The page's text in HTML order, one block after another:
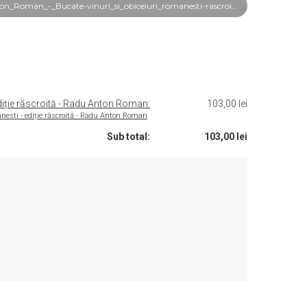
_Bucate-vinuri_si_obiceiuri_romanesti-rascroita_frg.pdf
răscroită - Radu Anton Roman:
- ediție răscroită - Radu Anton Roman
103,00 lei
Sub total: 103,00 lei